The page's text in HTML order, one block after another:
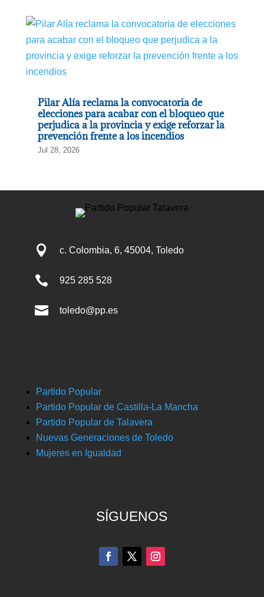
Pilar Alía reclama la convocatoria de
elecciones para acabar con el bloqueo que
perjudica a la provincia y exige reforzar la
prevención frente a los incendios
Jul 28, 2026
 c. Colombia, 6, 45004, Toledo
 925 285 528
 toledo@pp.es
Partido Popular
Partido Popular de Castilla-La Mancha
Partido Popular de Talavera
Nuevas Generaciones de Toledo
Mujeres en Igualdad
SÍGUENOS